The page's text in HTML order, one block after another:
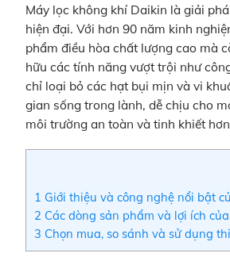
Máy lọc không khí Daikin là giải
hiện đại. Với hơn 90 năm kinh
phẩm điều hòa chất lượng cao mà
hữu các tính năng vượt trội như
chỉ loại bỏ các hạt bụi mịn và vi
gian sống trong lành, dễ chịu cho
môi trường an toàn và tinh khiết
1 Giới thiệu và công nghệ nổi bật
2 Các dòng sản phẩm và lợi ích
3 Chọn mua, so sánh và sử dụng